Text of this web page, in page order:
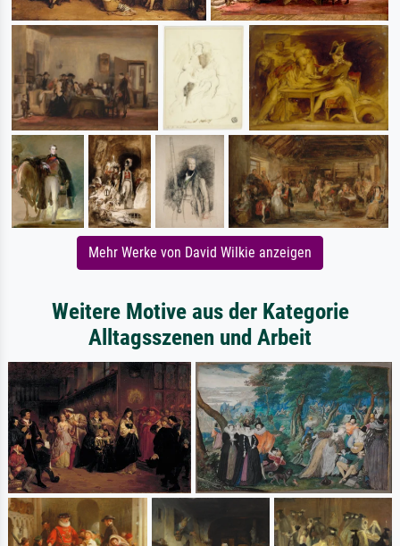
Mehr Werke von David Wilkie anzeigen
Weitere Motive aus der Kategorie
Alltagsszenen und Arbeit